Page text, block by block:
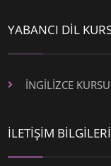
YABANCI DİL
İNGİLİZCE KURSU
İLETİŞİM BİLGİLERİ